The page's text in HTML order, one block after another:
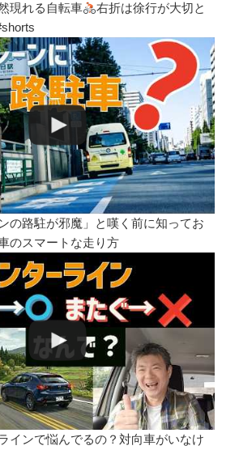
現れる自転車
右折は徐行が大切と
の路駐が邪魔」と嘆く前に知ってお
のスマートな走り方
インで悩んでるの？対向車がいなけ